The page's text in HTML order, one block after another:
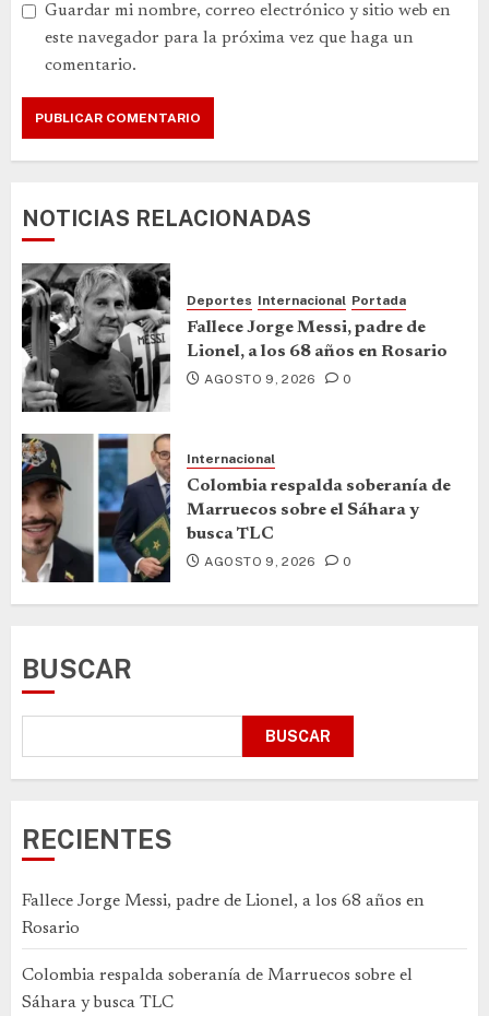
Guardar mi nombre, correo electrónico y sitio web en
este navegador para la próxima vez que haga un
comentario.
NOTICIAS RELACIONADAS
Deportes Internacional Portada
Fallece Jorge Messi, padre de
Lionel, a los 68 años en Rosario
AGOSTO 9, 2026 0
Internacional
Colombia respalda soberanía de
Marruecos sobre el Sáhara y
busca TLC
AGOSTO 9, 2026 0
BUSCAR
BUSCAR
RECIENTES
Fallece Jorge Messi, padre de Lionel, a los 68 años en
Rosario
Colombia respalda soberanía de Marruecos sobre el
Sáhara y busca TLC